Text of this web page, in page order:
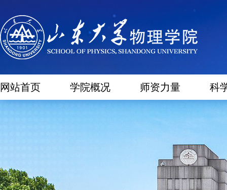
网站首页 学院概况 师资力量 科